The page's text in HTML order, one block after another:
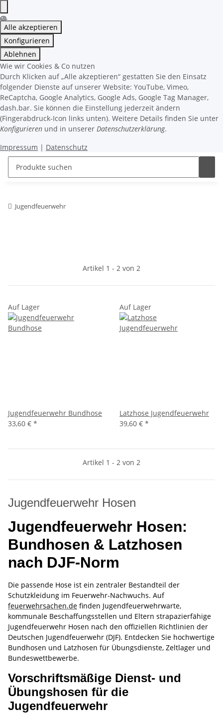
Alle akzeptieren
Konfigurieren
Ablehnen
Wie wir Cookies & Co nutzen
Durch Klicken auf „Alle akzeptieren“ gestatten Sie den Einsatz
folgender Dienste auf unserer Website: YouTube, Vimeo,
ReCaptcha, Google Analytics, Google Ads, Google Tag Manager,
dash.bar. Sie können die Einstellung jederzeit ändern
(Fingerabdruck-Icon links unten). Weitere Details finden Sie unter
Konfigurieren und in unserer Datenschutzerklärung.
Impressum | Datenschutz
Jugendfeuerwehr
Artikel 1 - 2 von 2
Auf Lager
Jugendfeuerwehr Bundhose
33,60 € *
Auf Lager
Latzhose Jugendfeuerwehr
39,60 € *
Artikel 1 - 2 von 2
Jugendfeuerwehr Hosen
Jugendfeuerwehr Hosen:
Bundhosen & Latzhosen
nach DJF-Norm
Die passende Hose ist ein zentraler Bestandteil der
Schutzkleidung im Feuerwehr-Nachwuchs. Auf
feuerwehrsachen.de finden Jugendfeuerwehrwarte,
kommunale Beschaffungsstellen und Eltern strapazierfähige
Jugendfeuerwehr Hosen nach den offiziellen Richtlinien der
Deutschen Jugendfeuerwehr (DJF). Entdecken Sie hochwertige
Bundhosen und Latzhosen für Übungsdienste, Zeltlager und
Bundeswettbewerbe.
Vorschriftsmäßige Dienst- und
Übungshosen für die
Jugendfeuerwehr